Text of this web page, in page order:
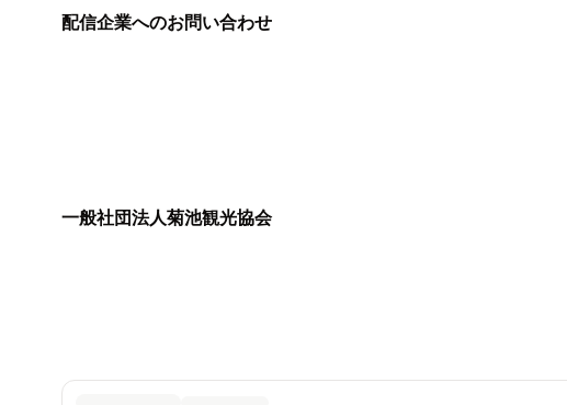
配信企業へのお問い合わせ
一般社団法人菊池観光協会